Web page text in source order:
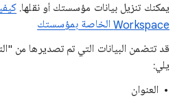
يمكنك تنزيل بيانات مؤسستك أو نقلها.
Workspace الخاصة بمؤسستك
يلي:
العنوان